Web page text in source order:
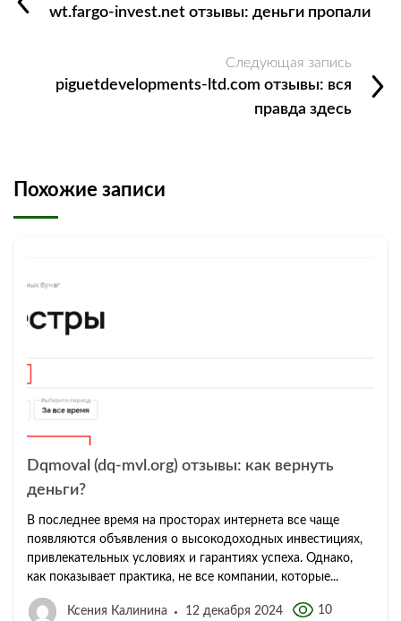
wt.fargo-invest.net отзывы: деньги пропали
Следующая запись
piguetdevelopments-ltd.com отзывы: вся
правда здесь
Похожие записи
Dqmoval (dq-mvl.org) отзывы: как вернуть
деньги?
В последнее время на просторах интернета все чаще
появляются объявления о высокодоходных инвестициях,
привлекательных условиях и гарантиях успеха. Однако,
как показывает практика, не все компании, которые...
Ксения Калинина 12 декабря 2024 10